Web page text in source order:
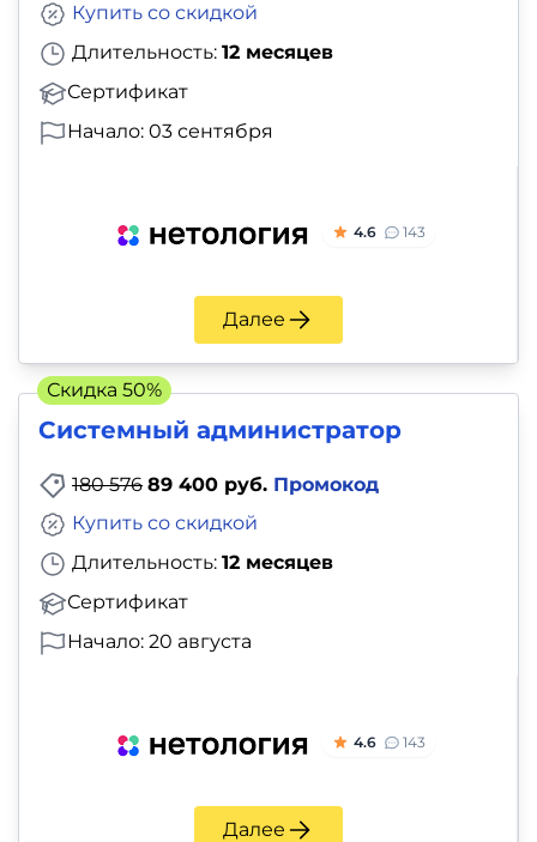
Длительность: 12 месяцев
Сертификат
Купить со скидкой
Начало: 03 сентября
4.6 143
Далее
Системный администратор
180 576 89 400 руб. Промокод
Длительность: 12 месяцев
Сертификат
Купить со скидкой
Начало: 20 августа
4.6 143
Далее
Скидка 50%